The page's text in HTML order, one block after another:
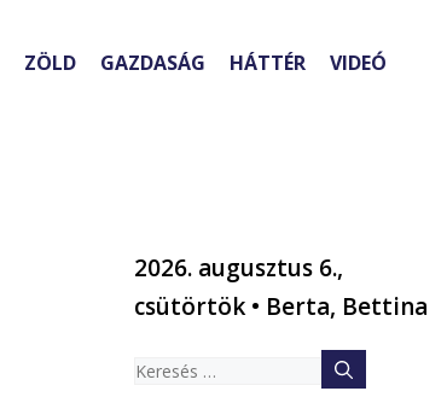
ZÖLD GAZDASÁG HÁTTÉR VIDEÓ
2026. augusztus 6.,
csütörtök • Berta, Bettina
Keresés: